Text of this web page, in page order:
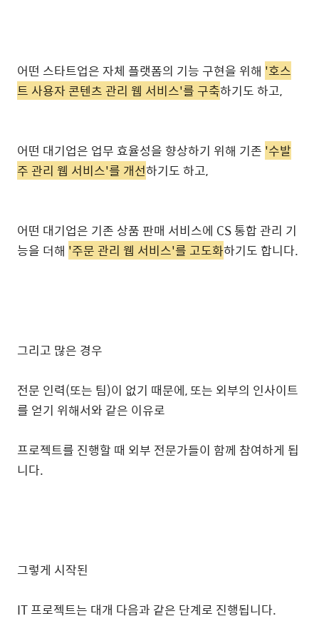
어떤 스타트업은 자체 플랫폼의 기능 구현을 위해 '호스
트 사용자 콘텐츠 관리 웹 서비스'를 구축하기도 하고,
어떤 대기업은 업무 효율성을 향상하기 위해 기존 '수발
주 관리 웹 서비스'를 개선하기도 하고,
어떤 대기업은 기존 상품 판매 서비스에 CS 통합 관리 기
능을 더해 '주문 관리 웹 서비스'를 고도화하기도 합니다.
그리고 많은 경우
전문 인력(또는 팀)이 없기 때문에, 또는 외부의 인사이트
를 얻기 위해서와 같은 이유로
프로젝트를 진행할 때 외부 전문가들이 함께 참여하게 됩
니다.
그렇게 시작된
IT 프로젝트는 대개 다음과 같은 단계로 진행됩니다.